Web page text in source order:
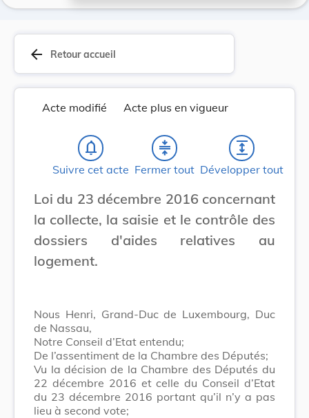
arrow_back Retour accueil
Acte modifié Acte plus en vigueur
notifications_none
Suivre cet acte
compress
Fermer tout
expand
Développer tout
Loi du 23 décembre 2016 concernant
la collecte, la saisie et le contrôle des
dossiers d'aides relatives au
logement.
Nous Henri, Grand-Duc de Luxembourg, Duc
de Nassau,
Notre Conseil d’Etat entendu;
De l’assentiment de la Chambre des Députés;
Vu la décision de la Chambre des Députés du
22 décembre 2016 et celle du Conseil d’Etat
du 23 décembre 2016 portant qu’il n’y a pas
lieu à second vote;